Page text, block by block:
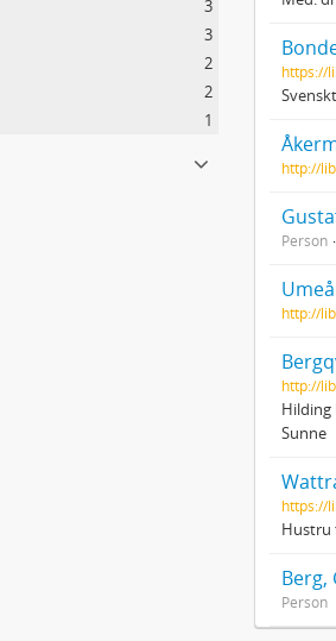
3
3
2
2
1
https://
http://
Person
http://
http://
Hilding
Sunne
https://
Hustru
Berg,
Person